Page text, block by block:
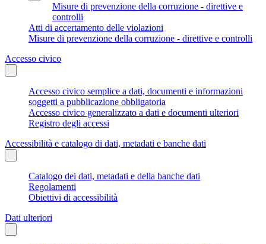
Misure di prevenzione della corruzione - direttive e
controlli
Atti di accertamento delle violazioni
Misure di prevenzione della corruzione - direttive e controlli
Accesso civico
Accesso civico semplice a dati, documenti e informazioni
soggetti a pubblicazione obbligatoria
Accesso civico generalizzato a dati e documenti ulteriori
Registro degli accessi
Accessibilità e catalogo di dati, metadati e banche dati
Catalogo dei dati, metadati e della banche dati
Regolamenti
Obiettivi di accessibilità
Dati ulteriori